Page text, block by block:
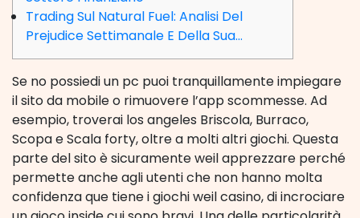
Trading Sul Natural Fuel: Analisi Del
Prejudice Settimanale E Della Sua…
Se no possiedi un pc puoi tranquillamente impiegare
il sito da mobile o rimuovere l’app scommesse. Ad
esempio, troverai los angeles Briscola, Burraco,
Scopa e Scala forty, oltre a molti altri giochi. Questa
parte del sito è sicuramente weil apprezzare perché
permette anche agli utenti che non hanno molta
confidenza que tiene i giochi weil casino, di incrociare